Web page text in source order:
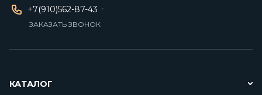
+7(910)562-87-43
ЗАКАЗАТЬ ЗВОНОК
КАТАЛОГ